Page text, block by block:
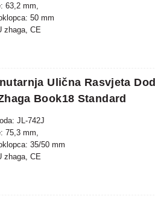
63,2 mm,
50 mm
zhaga, CE
Ulična Rasvjeta
Book18 Standard
JL-742J
75,3 mm,
35/50 mm
zhaga, CE